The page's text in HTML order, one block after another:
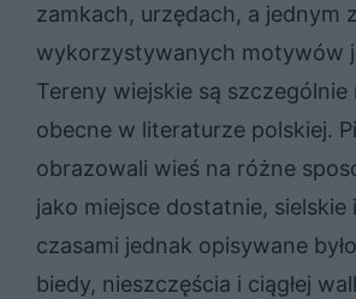
zamkach, urzędach, a jednym
wykorzystywanych motywów
Tereny wiejskie są szczególnie
obecne w literaturze polskiej.
obrazowali wieś na różne
jako miejsce dostatnie, sielskie
czasami jednak opisywane
biedy, nieszczęścia i ciągłej